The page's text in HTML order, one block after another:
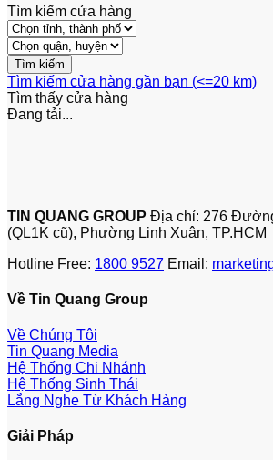
Tìm kiếm cửa hàng
Tìm kiếm cửa hàng gần bạn (<=20 km)
Tìm thấy cửa hàng
Đang tải...
TIN QUANG GROUP Địa chỉ: 276
(QL1K cũ), Phường Linh Xuân, TP.HCM
Hotline Free: 1800 9527 Email:
Về Tin Quang Group
Về Chúng Tôi
Tin Quang Media
Hệ Thống Chi Nhánh
Hệ Thống Sinh Thái
Lắng Nghe Từ Khách Hàng
Giải Pháp